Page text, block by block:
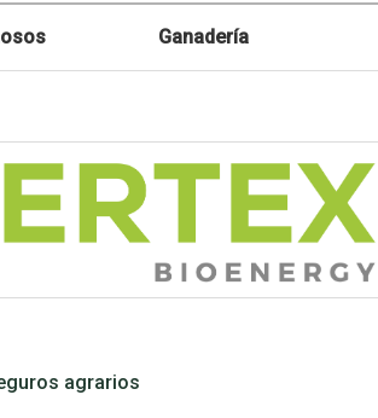
Ganadería
agrarios